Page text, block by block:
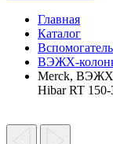
Главная
Каталог
ВЭЖХ-
Merck, ВЭЖХ
Hibar RT